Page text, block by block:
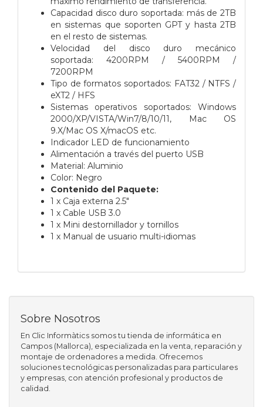
Capacidad disco duro soportada: más de 2TB
en sistemas que soporten GPT y hasta 2TB
en el resto de sistemas.
Velocidad del disco duro mecánico
soportada: 4200RPM / 5400RPM /
7200RPM
Tipo de formatos soportados: FAT32 / NTFS /
eXT2 / HFS
Sistemas operativos soportados: Windows
2000/XP/VISTA/Win7/8/10/11, Mac OS
9.X/Mac OS X/macOS etc.
Indicador LED de funcionamiento
Alimentación a través del puerto USB
Material: Aluminio
Color: Negro
Contenido del Paquete:
1 x Caja externa 2.5"
1 x Cable USB 3.0
1 x Mini destornillador y tornillos
1 x Manual de usuario multi-idiomas
Sobre Nosotros
En Clic Informàtics somos tu tienda de informática en
Campos (Mallorca), especializada en la venta, reparación y
montaje de ordenadores a medida. Ofrecemos
soluciones tecnológicas personalizadas para particulares
y empresas, con atención profesional y productos de
calidad.